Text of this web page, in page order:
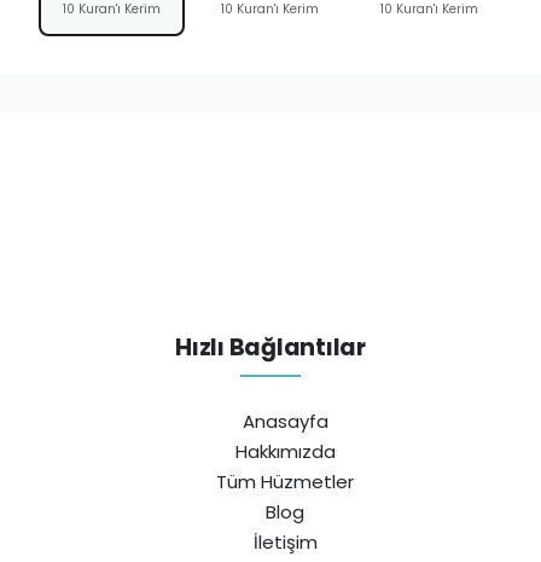
10 Kuran'ı Kerim 10 Kuran'ı Kerim 10 Kuran'ı Kerim
Hızlı Bağlantılar
Anasayfa
Hakkımızda
Tüm Hüzmetler
Blog
İletişim